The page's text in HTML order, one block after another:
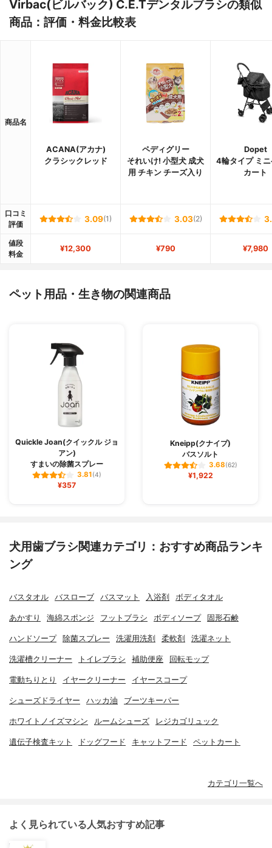
Virbac(ビルバック) C.E.Tデンタルブラシの類似
商品：評価・料金比較表
商品名
ACANA(アカナ)
クラシックレッド
ペディグリー
それいけ! 小型犬 成犬
用 チキン チーズ入り
Dopet
4輪タイプ ミ
カート
口コミ
評価
3.09(1) 3.03(2)
値段
料金
¥12,300 ¥790 ¥7,980
ペット用品・生き物の関連商品
Quickle Joan(クイックル ジョ
アン)
すまいの除菌スプレー
3.81(4)
¥357
Kneipp(クナイプ)
バスソルト
3.68(62)
¥1,922
犬用歯ブラシ関連カテゴリ：おすすめ商品ランキ
ング
バスタオル バスローブ バスマット 入浴剤 ボディタオル
あかすり 海綿スポンジ フットブラシ ボディソープ 固形石鹸
ハンドソープ 除菌スプレー 洗濯用洗剤 柔軟剤 洗濯ネット
洗濯槽クリーナー トイレブラシ 補助便座 回転モップ
電動ちりとり イヤークリーナー イヤースコープ
シューズドライヤー ハッカ油 ブーツキーパー
ホワイトノイズマシン ルームシューズ レジカゴリュック
遺伝子検査キット ドッグフード キャットフード ペットカート
カテゴリ一覧へ
よく見られている人気おすすめ記事